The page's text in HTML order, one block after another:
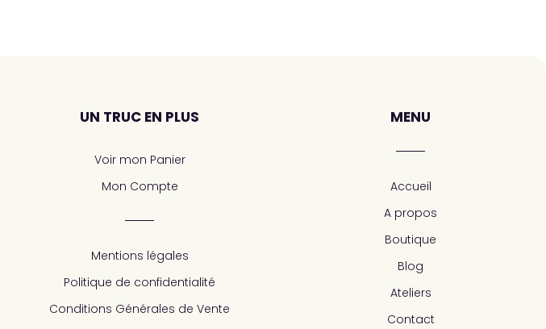
UN TRUC EN PLUS
Voir mon Panier
Mon Compte
Mentions légales
Politique de confidentialité
Conditions Générales de Vente
MENU
Accueil
A propos
Boutique
Blog
Ateliers
Contact